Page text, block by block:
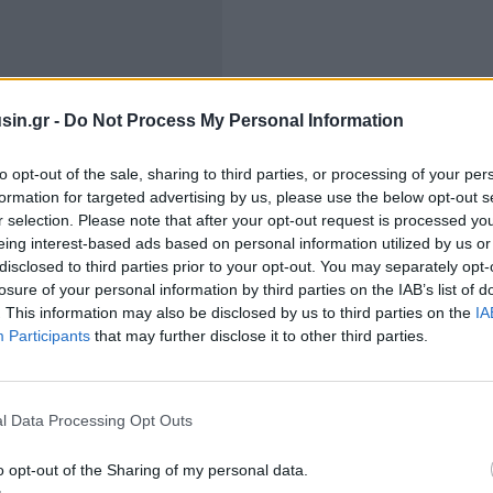
- Do Not Process My Personal Information
opt-out of the sale, sharing to third parties, or processing of your
for targeted advertising by us, please use the below opt-out
selection. Please note that after your opt-out request is processed
interest-based ads based on personal information utilized by us
to third parties prior to your opt-out. You may separately
of your personal information by third parties on the IAB’s list of
This information may also be disclosed by us to third parties on the
Participants that may further disclose it to other third parties.
Data Processing Opt Outs
opt-out of the Sharing of my personal data.
για τις αποτιμήσεις των περιουσιακών στοιχείων
για την ολοκλήρωση μεγάλων συναλλαγών
ιδιωτικοποιήσεων «πάγωσε» εντελώς,
300 εκατ. ευρώ από την πρώτη δόση για το
στο 2021, καθώς αποδείχθηκε ότι ήταν φρούδες οι
«μπουλντόζες σε λίγες εβδομάδες».
ιδιωτικοποιήσεων, όπως καταγράφεται στο νέο
τη χειρότερη επίδοση από τότε που ιδρύθηκε το Ταμείο
(ΤΑΙΠΕΔ), το 2011. Σύμφωνα με τα στοιχεία που
ακόμη και το 2015, με όλη την
στην οικονομία, είχαν εισπραχθεί 289,2 εκατ. ευρώ